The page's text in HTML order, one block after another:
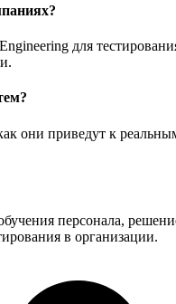
для
они приведут к
персонала,
в организации.